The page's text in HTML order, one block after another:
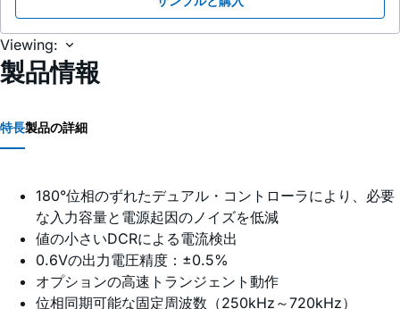
Viewing:
製品情報
特長製品の詳細
180°位相のずれたデュアル・コントローラにより、必要
な入力容量と電源起因のノイズを低減
値の小さいDCRによる電流検出
0.6Vの出力電圧精度：±0.5%
オプションの高速トランジェント動作
位相同期可能な固定周波数（250kHz～720kHz）